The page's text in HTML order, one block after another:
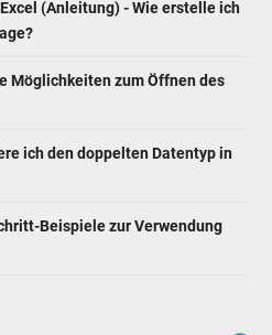
Möglichkeiten zum Öffnen des
ich den doppelten Datentyp in
Beispiele zur Verwendung